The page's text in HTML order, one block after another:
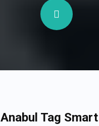
Anabul Tag